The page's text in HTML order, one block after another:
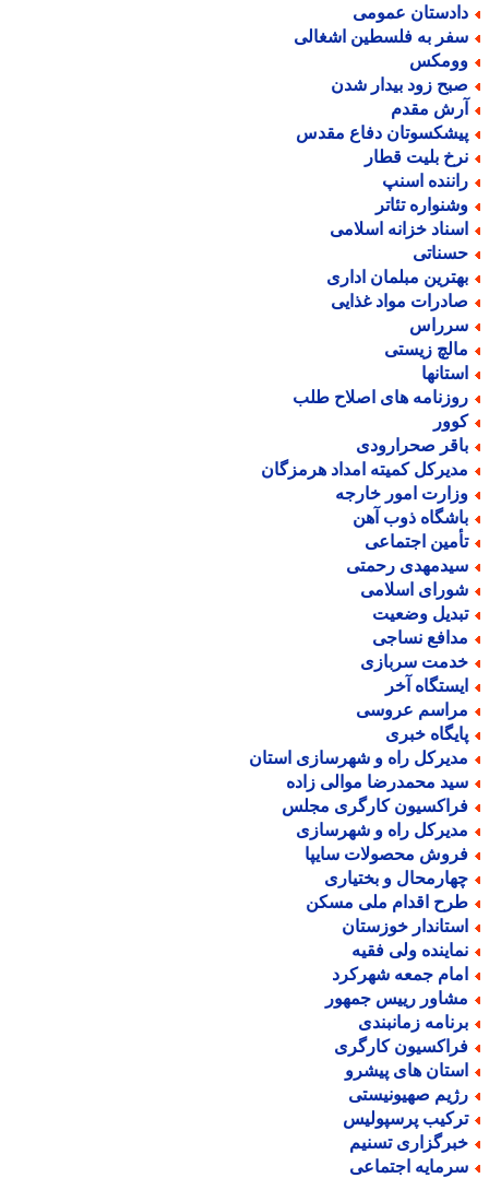
عمومی
به فلسطین اشغالی
زود بیدار شدن
مقدم
دفاع مقدس
بلیت قطار
اسنپ
تئاتر
خزانه اسلامی
مبلمان اداری
مواد غذایی
زیستی
های اصلاح طلب
صحرارودی
کمیته امداد هرمزگان
امور خارجه
ذوب آهن
اجتماعی
رحمتی
اسلامی
وضعیت
نساجی
سربازی
آخر
عروسی
خبری
راه و شهرسازی استان
محمدرضا موالی زاده
کارگری مجلس
راه و شهرسازی
محصولات سایپا
و بختیاری
اقدام ملی مسکن
خوزستان
ولی فقیه
جمعه شهرکرد
رییس جمهور
زمانبندی
کارگری
های پیشرو
صهیونیستی
پرسپولیس
تسنیم
اجتماعی